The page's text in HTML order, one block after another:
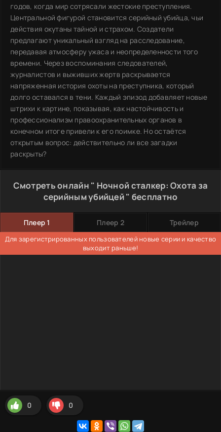
годов, когда мир сотрясали жестокие преступления.
Центральной фигурой становится серийный убийца, чьи
действия окутаны тайной и страхом. Создатели
предлагают уникальный взгляд на расследование,
передавая атмосферу ужаса и неопределенности того
времени. Через воспоминания следователей,
журналистов и выживших жертв раскрывается
напряженная история охоты на преступника, который
долго оставался в тени. Каждый эпизод добавляет новые
штрихи к картине, показывая, как настойчивость и
профессионализм правоохранительных органов в
конечном итоге привели к его поимке. Но остаётся
открытым вопрос: действительно ли все загадки
раскрыты?
Смотреть онлайн " Ночной сталкер: Охота за
серийным убийцей " бесплатно
Плеер 1 Плеер 2 Трейлер
Для зарегистрированных пользователей новые серии и качество
выходит раньше!
0 0